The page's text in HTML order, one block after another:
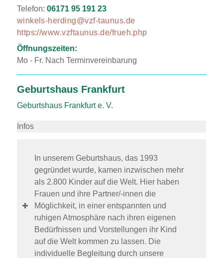
Telefon: 06171 95 191 23
winkels-herding@vzf-taunus.de
https://www.vzftaunus.de/frueh.php
Öffnungszeiten:
Mo - Fr. Nach Terminvereinbarung
Geburtshaus Frankfurt
Geburtshaus Frankfurt e. V.
Infos
In unserem Geburtshaus, das 1993
gegründet wurde, kamen inzwischen mehr
als 2.800 Kinder auf die Welt. Hier haben
Frauen und ihre Partner/-innen die
Möglichkeit, in einer entspannten und
ruhigen Atmosphäre nach ihren eigenen
Bedürfnissen und Vorstellungen ihr Kind
auf die Welt kommen zu lassen. Die
individuelle Begleitung durch unsere